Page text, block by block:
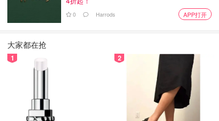
0 Harrods APP打开
大家都在抢
1 2